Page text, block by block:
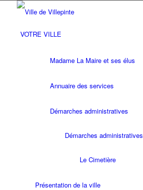
VOTRE VILLE
Madame La Maire et ses élus
Annuaire des services
Démarches administratives
Démarches administratives
Le Cimetière
Présentation de la ville